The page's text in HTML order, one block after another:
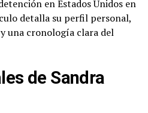
en Estados Unidos en
detalla su perfil personal,
una cronología clara del
de Sandra